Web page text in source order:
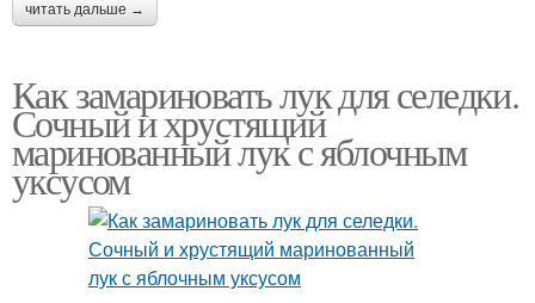
читать дальше →
Как замариновать лук для селедки.
Сочный и хрустящий
маринованный лук с яблочным
уксусом